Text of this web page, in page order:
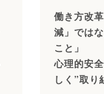
働き方改
減」では
こと」
心理的安
しく”取り